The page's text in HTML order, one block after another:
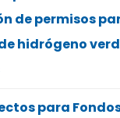
de permisos
hidrógeno
para